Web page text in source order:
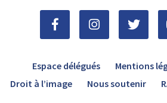
Espace délégués Mentions
Droit à l’image
Nous soutenir